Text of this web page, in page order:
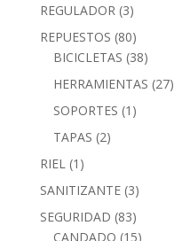
REGULADOR (3)
REPUESTOS (80)
BICICLETAS (38)
HERRAMIENTAS (27)
SOPORTES (1)
TAPAS (2)
RIEL (1)
SANITIZANTE (3)
SEGURIDAD (83)
CANDADO (15)